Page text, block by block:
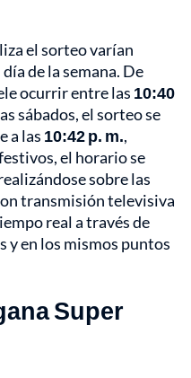
el sorteo varían
de la semana. De
ocurrir entre las 10:40
sábados, el sorteo se
a las 10:42 p. m.,
el horario se
sobre las
transmisión televisiva
real a través de
y en los mismos puntos
Super